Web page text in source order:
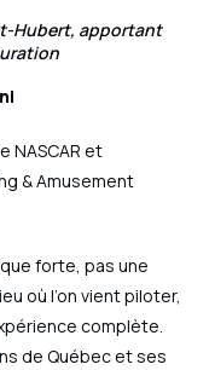
Hubert, apportant
NASCAR et
& Amusement
forte, pas une
où l’on vient piloter,
complète.
de Québec et ses